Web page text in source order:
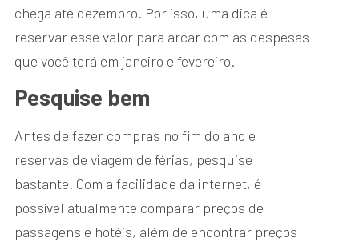
chega até dezembro. Por isso, uma dica é
reservar esse valor para arcar com as despesas
que você terá em janeiro e fevereiro.
Pesquise bem
Antes de fazer compras no fim do ano e
reservas de viagem de férias, pesquise
bastante. Com a facilidade da internet, é
possível atualmente comparar preços de
passagens e hotéis, além de encontrar preços